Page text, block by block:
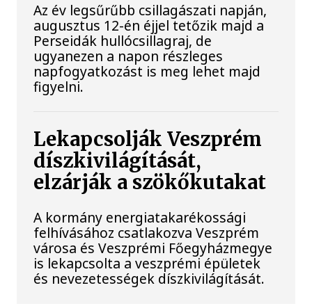
Az év legsűrűbb csillagászati napján,
augusztus 12-én éjjel tetőzik majd a
Perseidák hullócsillagraj, de
ugyanezen a napon részleges
napfogyatkozást is meg lehet majd
figyelni.
Lekapcsolják Veszprém
díszkivilágítását,
elzárják a szökőkutakat
A kormány energiatakarékossági
felhívásához csatlakozva Veszprém
városa és Veszprémi Főegyházmegye
is lekapcsolta a veszprémi épületek
és nevezetességek díszkivilágítását.